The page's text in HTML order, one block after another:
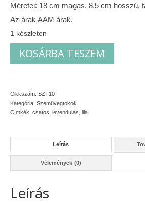
Vásárok, ahol velem is
A termékek tisztítása
Adatkezelési tájékoztató
Általános Szerződési Feltételek
Méretei: 18 cm magas, 8,5 cm hosszú,
Az árak AAM árak.
1 készleten
Levendulás
szemüvegtok
mennyiség
KOSÁRBA TESZEM
Cikkszám: SZT10
Kategória: Szemüvegtokok
Címkék: csatos levendulás lila
Leírás
Vélemények (0)
Leírás